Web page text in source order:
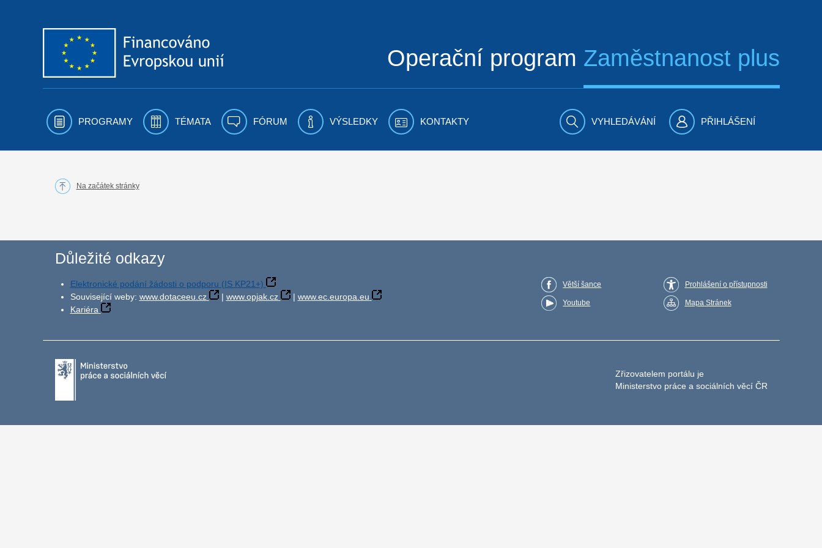
Operační program Zaměstnanost plus
PROGRAMY TÉMATA FÓRUM VÝSLEDKY KONTAKTY VYHLEDÁVÁNÍ PŘIHLÁŠENÍ
Na začátek stránky
Důležité odkazy
Elektronické podání žádosti o podporu (IS KP21+)
Související weby: www.dotaceeu.cz | www.opjak.cz | www.ec.europa.eu
Kariéra
Větší šance
Youtube
Prohlášení o přístupnosti
Mapa Stránek
Zřizovatelem portálu je
Ministerstvo práce a sociálních věcí ČR